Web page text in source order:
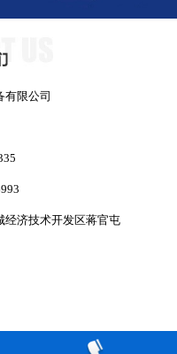
有限公司
经济技术开发区蒋官屯